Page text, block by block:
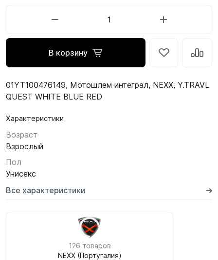
В корзину
01YT100476149, Мотошлем интеграл, NEXX, Y.TRAVL
QUEST WHITE BLUE RED
Характеристики
Возраст
Взрослый
Пол
Унисекс
Все характеристики
126 товаров
NEXX (Португалия)